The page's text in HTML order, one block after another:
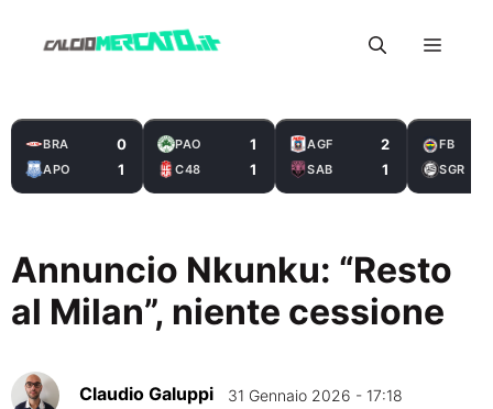
Menu
BRA 0
APO 1
PAO 1
C48 1
AGF 2
SAB 1
FB
SGR
Annuncio Nkunku: “Resto
al Milan”, niente cessione
Claudio Galuppi 31 Gennaio 2026 - 17:18